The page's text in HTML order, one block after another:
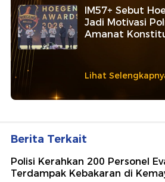
IM57+ Sebut
Jadi Motivasi
Amanat
Lihat
Berita Terkait
Polisi Kerahkan 200 Personel
Terdampak Kebakaran di